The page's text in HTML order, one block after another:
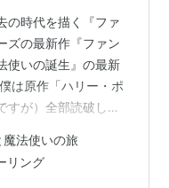
の時代を描く『ファ
ズの最新作『ファン
使いの誕生』の最新
は原作「ハリー・ポ
すが）全部読破して
場で見ることをや
短縮されたバージ
法使いの旅
リング